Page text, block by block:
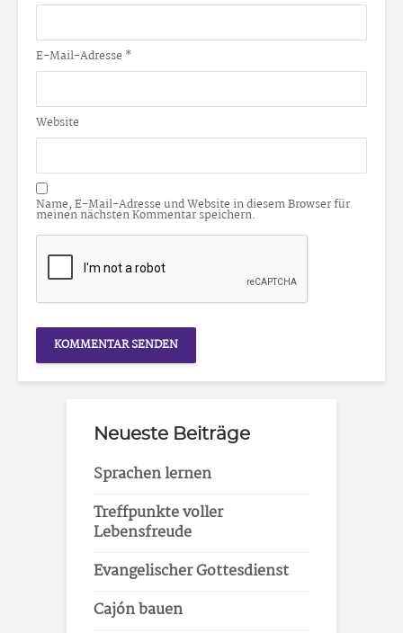
E-Mail-Adresse *
Website
Name, E-Mail-Adresse und Website in diesem Browser für
meinen nächsten Kommentar speichern.
Neueste Beiträge
Sprachen lernen
Treffpunkte voller
Lebensfreude
Evangelischer Gottesdienst
Cajón bauen